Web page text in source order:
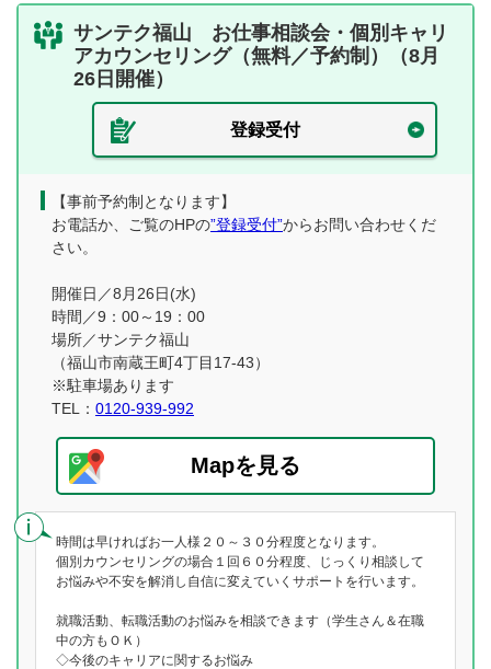
サンテク福山 お仕事相談会・個別キャリ
アカウンセリング（無料／予約制）（8月
26日開催）
登録受付
【事前予約制となります】
お電話か、ご覧のHPの”登録受付”からお問い合わせくだ
さい。
開催日／8月26日(水)
時間／9：00～19：00
場所／サンテク福山
（福山市南蔵王町4丁目17-43）
※駐車場あります
TEL： 0120-939-992
Mapを見る
時間は早ければお一人様２０～３０分程度となります。
個別カウンセリングの場合１回６０分程度、じっくり相談して
お悩みや不安を解消し自信に変えていくサポートを行います。
就職活動、転職活動のお悩みを相談できます（学生さん＆在職
中の方もＯＫ）
◇今後のキャリアに関するお悩み